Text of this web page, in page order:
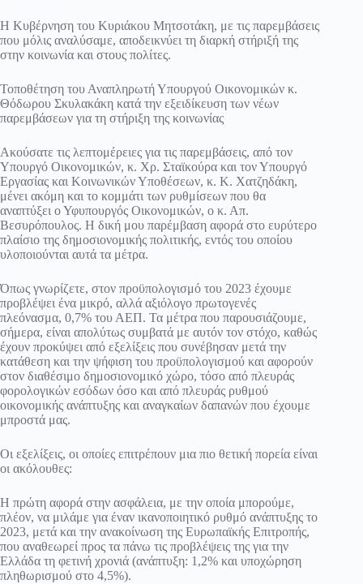
Η Κυβέρνηση του Κυριάκου Μητσοτάκη, με τις παρεμβάσεις
που μόλις αναλύσαμε, αποδεικνύει τη διαρκή στήριξή της
στην κοινωνία και στους πολίτες.
Τοποθέτηση του Αναπληρωτή Υπουργού Οικονομικών κ.
Θόδωρου Σκυλακάκη κατά την εξειδίκευση των νέων
παρεμβάσεων για τη στήριξη της κοινωνίας
Ακούσατε τις λεπτομέρειες για τις παρεμβάσεις, από τον
Υπουργό Οικονομικών, κ. Χρ. Σταϊκούρα και τον Υπουργό
Εργασίας και Κοινωνικών Υποθέσεων, κ. Κ. Χατζηδάκη,
μένει ακόμη και το κομμάτι των ρυθμίσεων που θα
αναπτύξει ο Υφυπουργός Οικονομικών, ο κ. Απ.
Βεσυρόπουλος. Η δική μου παρέμβαση αφορά στο ευρύτερο
πλαίσιο της δημοσιονομικής πολιτικής, εντός του οποίου
υλοποιούνται αυτά τα μέτρα.
Όπως γνωρίζετε, στον προϋπολογισμό του 2023 έχουμε
προβλέψει ένα μικρό, αλλά αξιόλογο πρωτογενές
πλεόνασμα, 0,7% του ΑΕΠ. Τα μέτρα που παρουσιάζουμε,
σήμερα, είναι απολύτως συμβατά με αυτόν τον στόχο, καθώς
έχουν προκύψει από εξελίξεις που συνέβησαν μετά την
κατάθεση και την ψήφιση του προϋπολογισμού και αφορούν
στον διαθέσιμο δημοσιονομικό χώρο, τόσο από πλευράς
φορολογικών εσόδων όσο και από πλευράς ρυθμού
οικονομικής ανάπτυξης και αναγκαίων δαπανών που έχουμε
μπροστά μας.
Οι εξελίξεις, οι οποίες επιτρέπουν μια πιο θετική πορεία είναι
οι ακόλουθες:
Η πρώτη αφορά στην ασφάλεια, με την οποία μπορούμε,
πλέον, να μιλάμε για έναν ικανοποιητικό ρυθμό ανάπτυξης το
2023, μετά και την ανακοίνωση της Ευρωπαϊκής Επιτροπής,
που αναθεωρεί προς τα πάνω τις προβλέψεις της για την
Ελλάδα τη φετινή χρονιά (ανάπτυξη: 1,2% και υποχώρηση
πληθωρισμού στο 4,5%).